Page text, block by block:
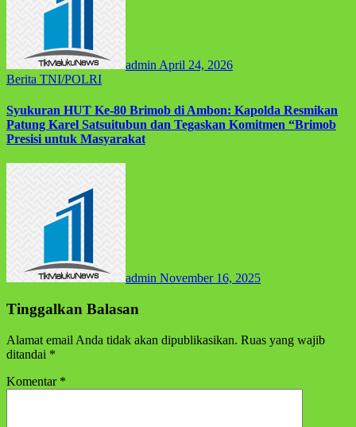
admin April 24, 2026
Berita TNI/POLRI
Syukuran HUT Ke-80 Brimob di Ambon: Kapolda Resmikan
Patung Karel Satsuitubun dan Tegaskan Komitmen “Brimob
Presisi untuk Masyarakat
admin November 16, 2025
Tinggalkan Balasan
Alamat email Anda tidak akan dipublikasikan. Ruas yang wajib
ditandai *
Komentar *